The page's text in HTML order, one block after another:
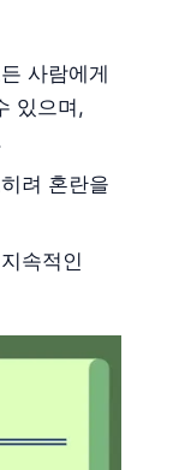
사람에게
있으며,
려 혼란을
속적인